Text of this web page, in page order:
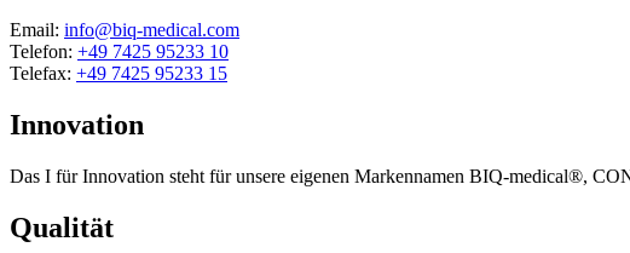
Email: info@biq-medical.com
Telefon: +49 7425 95233 10
Telefax: +49 7425 95233 15
Innovation
Das I für Innovation steht für unsere eigenen Markennamen BIQ-medical®,
Qualität